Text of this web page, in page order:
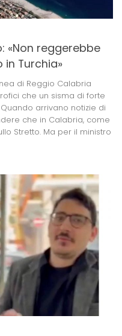
«Non reggerebbe
Turchia»
di Reggio Calabria
che un sisma di forte
arrivano notizie di
che in Calabria, come
Stretto. Ma per il ministro